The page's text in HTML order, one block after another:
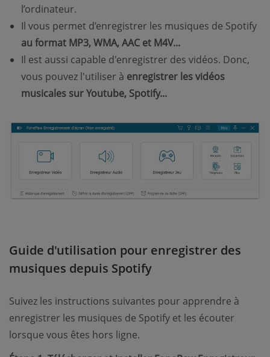
l’ordinateur.
Il vous permet d’enregistrer les musiques de Spotify
au format MP3, WMA, AAC et M4V...
Il est aussi capable d'enregistrer des vidéos. Donc,
vous pouvez l'utiliser à enregistrer les vidéos
musicales sur Youtube, Spotify...
Guide d'utilisation pour enregistrer des
musiques depuis Spotify
Suivez les instructions suivantes pour apprendre à
enregistrer les musiques de Spotify et les écouter
lorsque vous êtes hors ligne.